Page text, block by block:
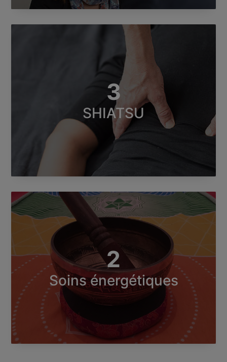
3
SHIATSU
2
Soins énergétiques